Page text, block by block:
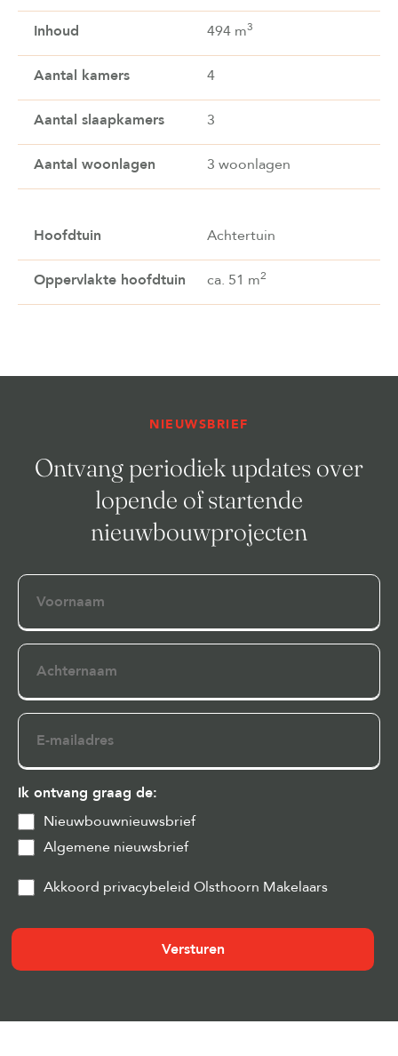
Inhoud 494 m3
Aantal kamers 4
Aantal slaapkamers 3
Aantal woonlagen 3 woonlagen
Hoofdtuin Achtertuin
Oppervlakte hoofdtuin ca. 51 m2
NIEUWSBRIEF
Ontvang periodiek updates over
lopende of startende
nieuwbouwprojecten
Voornaam
Achternaam
E-
mailadres
Ik ontvang graag de:
Nieuwbouwnieuwsbrief
Algemene nieuwsbrief
Privacy
Cookies
Akkoord privacybeleid Olsthoorn Makelaars